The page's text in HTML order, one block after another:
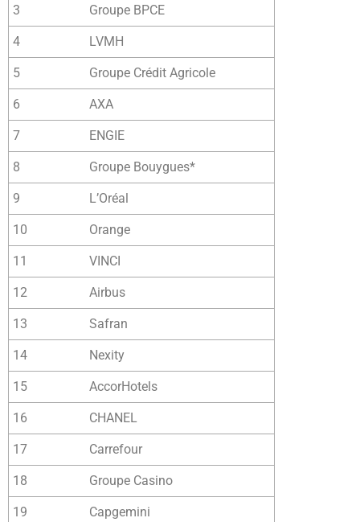
3 Groupe BPCE
4 LVMH
5 Groupe Crédit Agricole
6 AXA
7 ENGIE
8 Groupe Bouygues*
9 L’Oréal
10 Orange
11 VINCI
12 Airbus
13 Safran
14 Nexity
15 AccorHotels
16 CHANEL
17 Carrefour
18 Groupe Casino
19 Capgemini